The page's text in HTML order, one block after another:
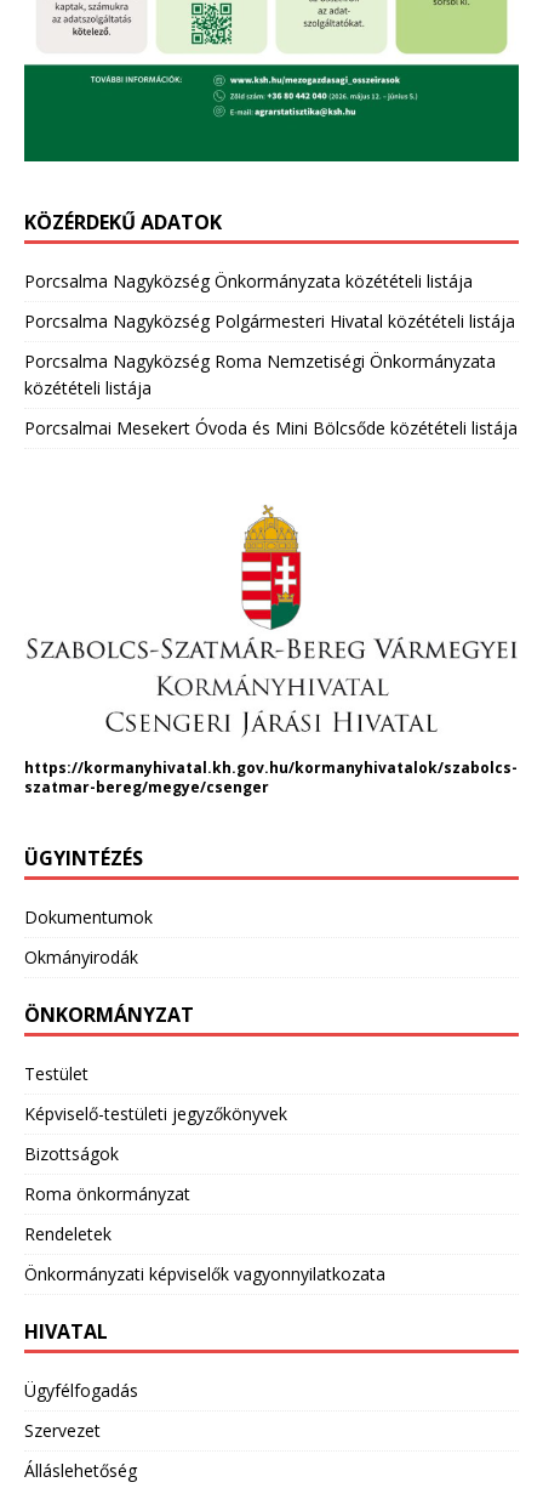
KÖZÉRDEKŰ ADATOK
Porcsalma Nagyközség Önkormányzata közétételi listája
Porcsalma Nagyközség Polgármesteri Hivatal közétételi listája
Porcsalma Nagyközség Roma Nemzetiségi Önkormányzata
közétételi listája
Porcsalmai Mesekert Óvoda és Mini Bölcsőde közétételi listája
https://kormanyhivatal.kh.gov.hu/kormanyhivatalok/szabolcs-
szatmar-bereg/megye/csenger
ÜGYINTÉZÉS
Dokumentumok
Okmányirodák
ÖNKORMÁNYZAT
Testület
Képviselő-testületi jegyzőkönyvek
Bizottságok
Roma önkormányzat
Rendeletek
Önkormányzati képviselők vagyonnyilatkozata
HIVATAL
Ügyfélfogadás
Szervezet
Álláslehetőség